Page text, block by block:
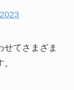
せてさまざま